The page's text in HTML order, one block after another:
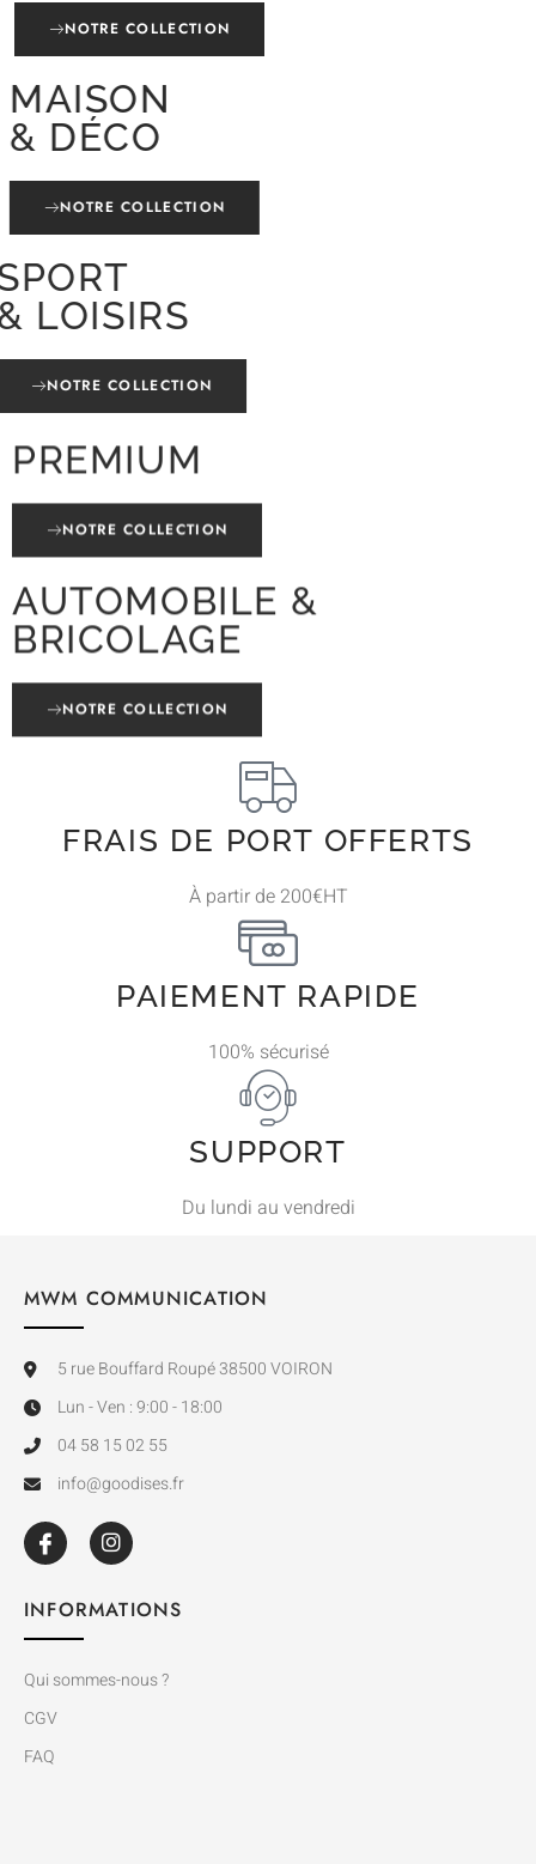
NOTRE COLLECTION
MAISON
& DÉCO
NOTRE COLLECTION
SPORT
& LOISIRS
NOTRE COLLECTION
PREMIUM
NOTRE COLLECTION
AUTOMOBILE &
BRICOLAGE
NOTRE COLLECTION
FRAIS DE PORT OFFERTS
À partir de 200€HT
PAIEMENT RAPIDE
100% sécurisé
SUPPORT
Du lundi au vendredi
MWM COMMUNICATION
5 rue Bouffard Roupé 38500 VOIRON
Lun - Ven : 9:00 - 18:00
04 58 15 02 55
info@goodises.fr
INFORMATIONS
Qui sommes-nous ?
CGV
FAQ